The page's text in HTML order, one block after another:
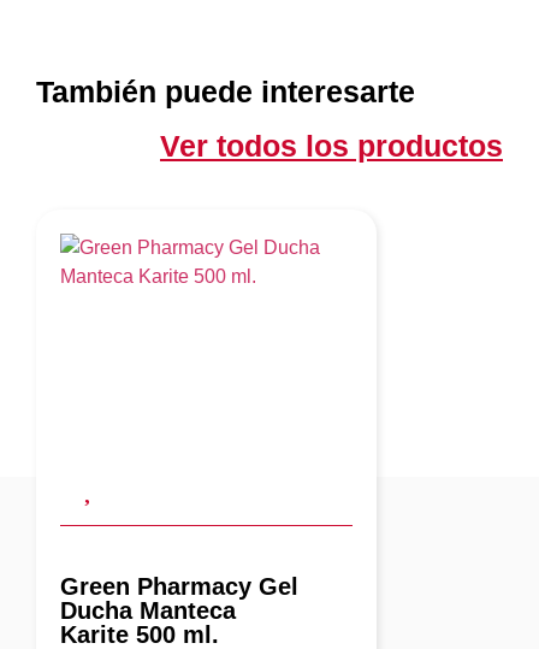
También puede interesarte
Ver todos los productos
Green Pharmacy Gel
Ducha Manteca
Karite 500 ml.